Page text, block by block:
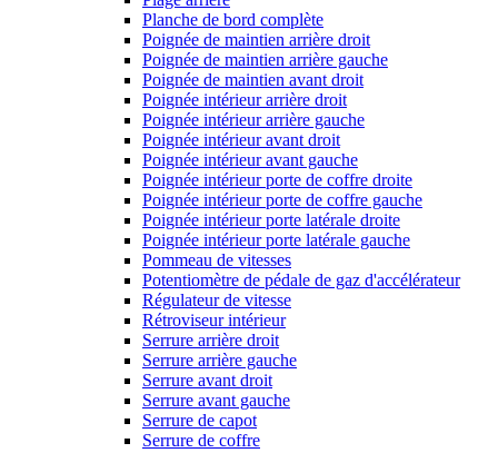
Planche de bord complète
Poignée de maintien arrière droit
Poignée de maintien arrière gauche
Poignée de maintien avant droit
Poignée intérieur arrière droit
Poignée intérieur arrière gauche
Poignée intérieur avant droit
Poignée intérieur avant gauche
Poignée intérieur porte de coffre droite
Poignée intérieur porte de coffre gauche
Poignée intérieur porte latérale droite
Poignée intérieur porte latérale gauche
Pommeau de vitesses
Potentiomètre de pédale de gaz d'accélérateur
Régulateur de vitesse
Rétroviseur intérieur
Serrure arrière droit
Serrure arrière gauche
Serrure avant droit
Serrure avant gauche
Serrure de capot
Serrure de coffre